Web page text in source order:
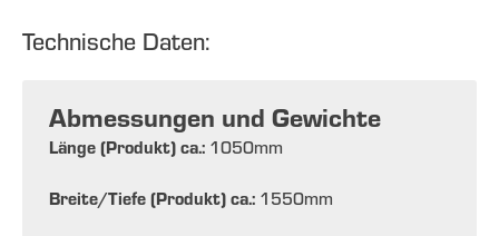
Technische Daten:
Abmessungen und Gewichte
Länge (Produkt) ca.: 1050mm
Breite/Tiefe (Produkt) ca.: 1550mm